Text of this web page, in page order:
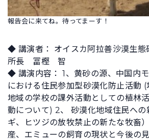
報告会に来てね。待ってまーす！
◆ 講演者： オイスカ阿拉善沙漠生態
所長 冨樫 智
◆ 講演内容： 1、黄砂の源、中国内
における住民参加型砂漠化防止活動 (
地域の学校の課外活動としての植林
動について) 2、 砂漠化地域住民への
ギ、ヒツジの放牧禁止の新たな牧畜
産、エミューの飼育の現状と今後の